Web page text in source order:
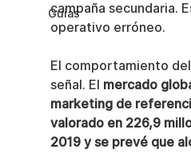
Guias
campaña secundaria.
operativo erróneo.
El comportamiento
señal. El mercado
marketing de
valorado en 226,9
2019 y se prevé que